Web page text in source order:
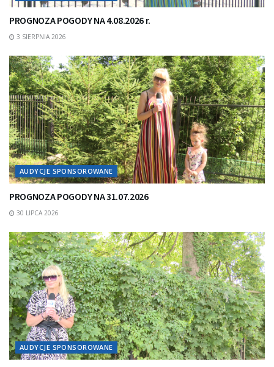
PROGNOZA POGODY NA 4.08.2026 r.
3 SIERPNIA 2026
AUDYCJE SPONSOROWANE
PROGNOZA POGODY NA 31.07.2026
30 LIPCA 2026
AUDYCJE SPONSOROWANE